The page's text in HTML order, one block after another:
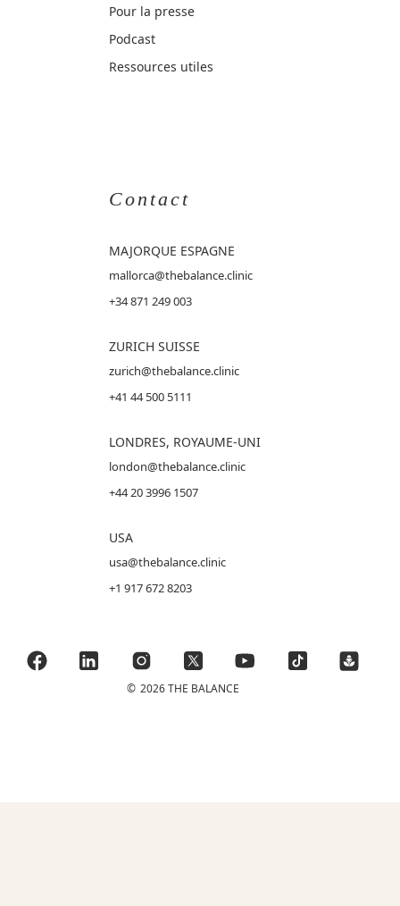
Pour la presse
Podcast
Ressources utiles
Contact
MAJORQUE ESPAGNE
mallorca@thebalance.clinic
+34 871 249 003
ZURICH SUISSE
zurich@thebalance.clinic
+41 44 500 5111
LONDRES, ROYAUME-UNI
london@thebalance.clinic
+44 20 3996 1507
USA
usa@thebalance.clinic
+1 917 672 8203
© 2026 THE BALANCE